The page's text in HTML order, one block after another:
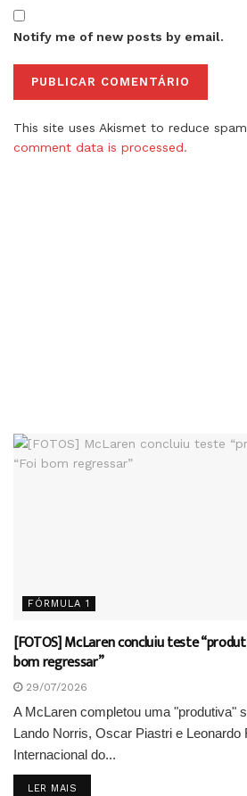
Notify me of new posts by email.
This site uses Akismet to reduce
comment data is processed.
FÓRMULA 1
[FOTOS] McLaren concluiu teste
bom regressar”
29/07/2026
A McLaren completou uma "produtiva"
Lando Norris, Oscar Piastri e Leonardo
Internacional do...
LER MAIS